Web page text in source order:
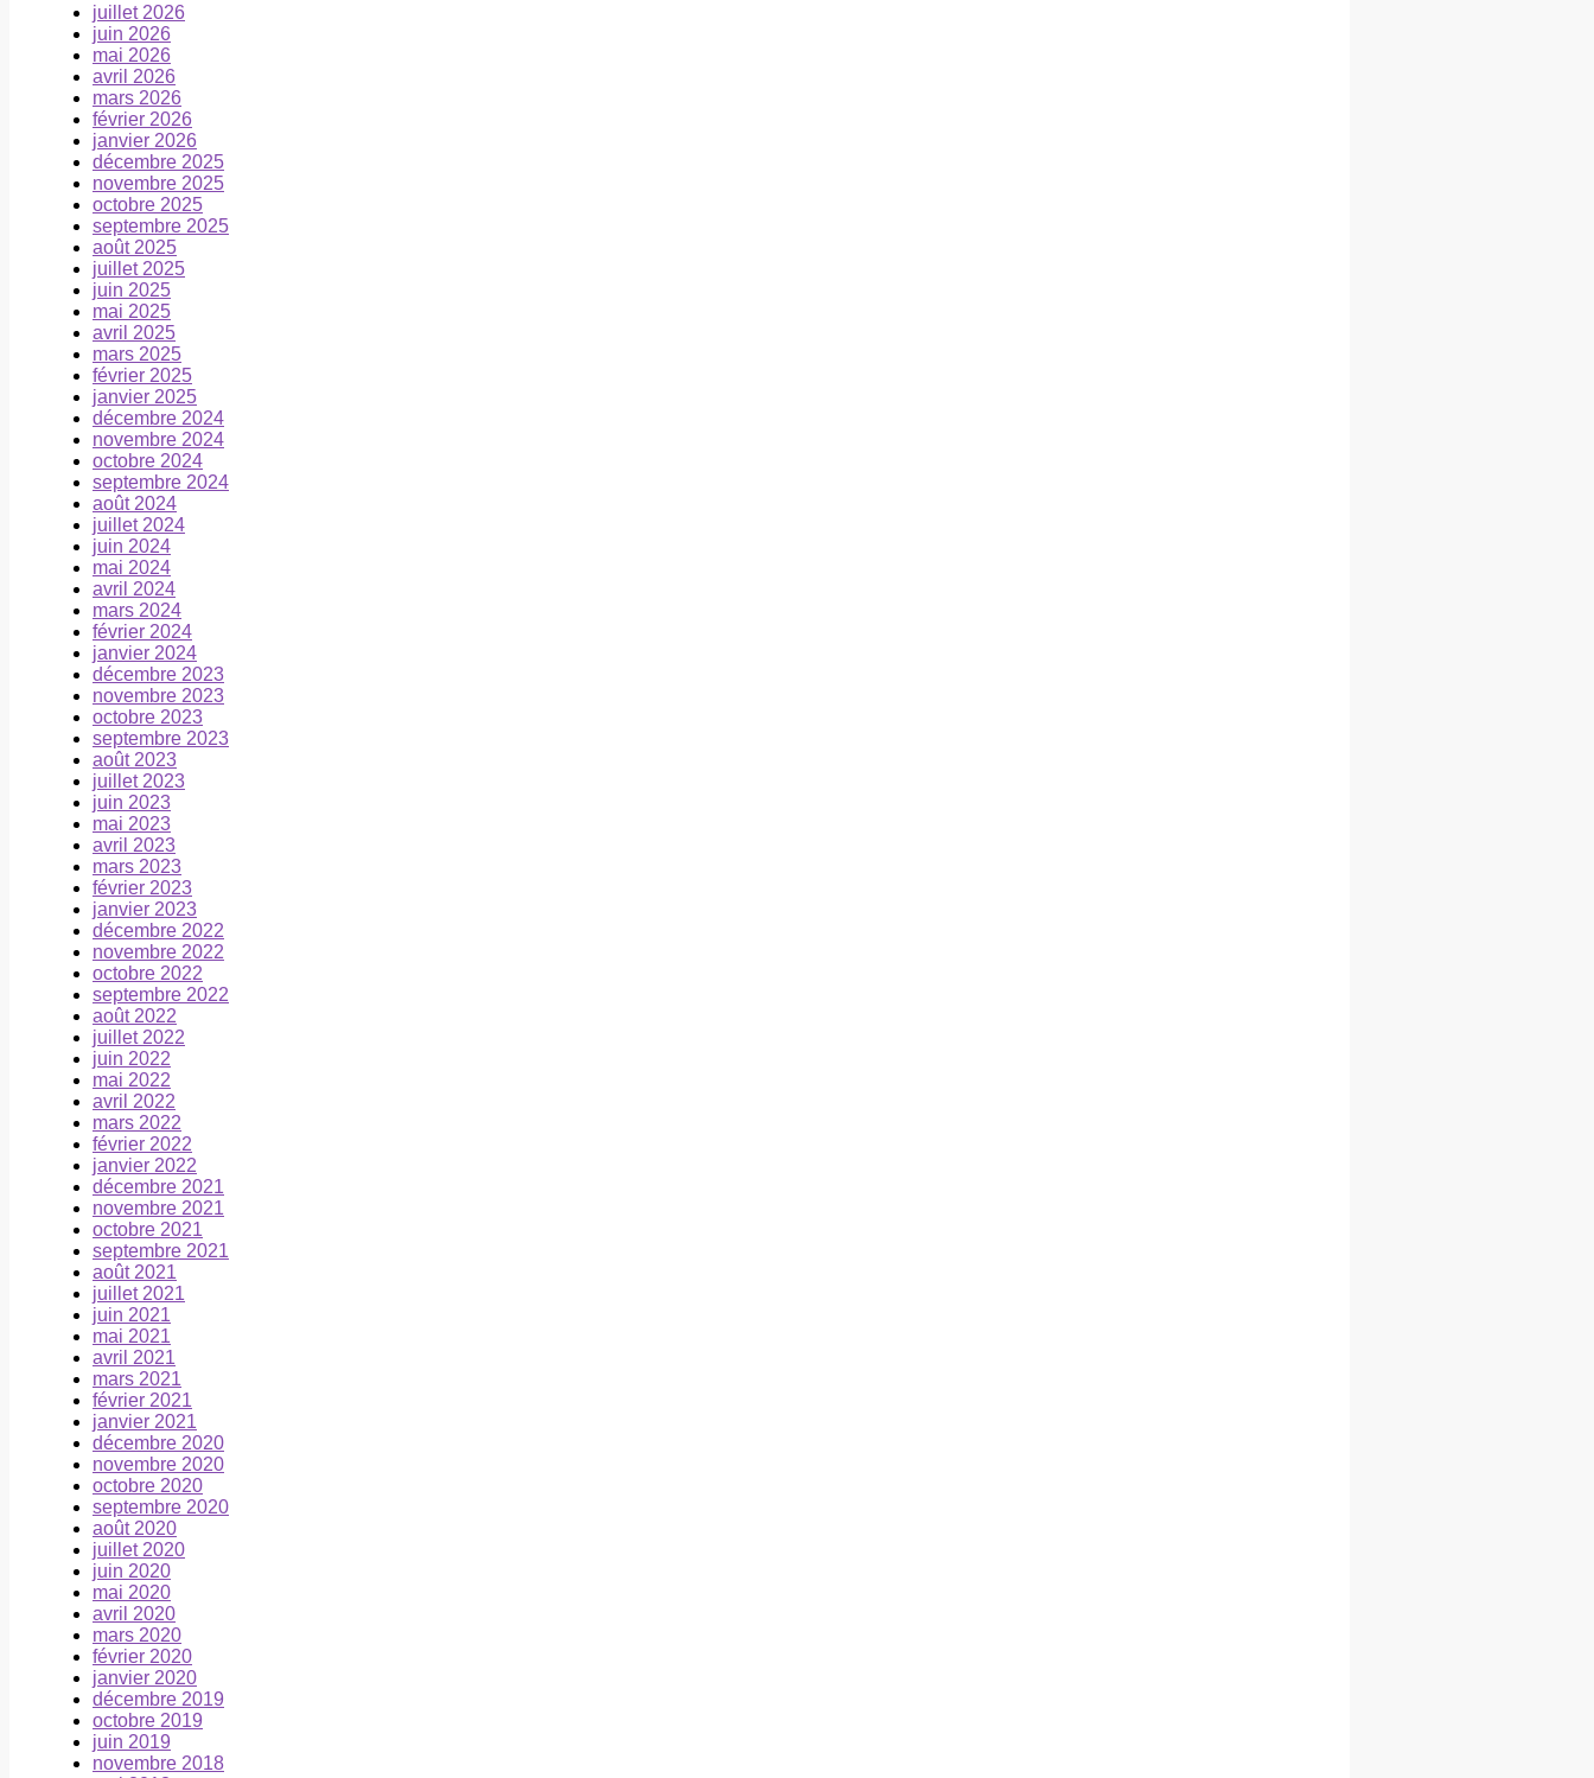
juillet 2026
juin 2026
mai 2026
avril 2026
mars 2026
février 2026
janvier 2026
décembre 2025
novembre 2025
octobre 2025
septembre 2025
août 2025
juillet 2025
juin 2025
mai 2025
avril 2025
mars 2025
février 2025
janvier 2025
décembre 2024
novembre 2024
octobre 2024
septembre 2024
août 2024
juillet 2024
juin 2024
mai 2024
avril 2024
mars 2024
février 2024
janvier 2024
décembre 2023
novembre 2023
octobre 2023
septembre 2023
août 2023
juillet 2023
juin 2023
mai 2023
avril 2023
mars 2023
février 2023
janvier 2023
décembre 2022
novembre 2022
octobre 2022
septembre 2022
août 2022
juillet 2022
juin 2022
mai 2022
avril 2022
mars 2022
février 2022
janvier 2022
décembre 2021
novembre 2021
octobre 2021
septembre 2021
août 2021
juillet 2021
juin 2021
mai 2021
avril 2021
mars 2021
février 2021
janvier 2021
décembre 2020
novembre 2020
octobre 2020
septembre 2020
août 2020
juillet 2020
juin 2020
mai 2020
avril 2020
mars 2020
février 2020
janvier 2020
décembre 2019
octobre 2019
juin 2019
novembre 2018